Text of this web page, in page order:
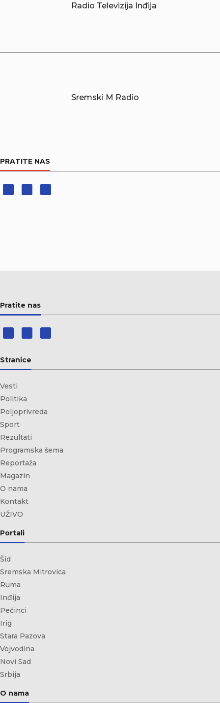
Radio Televizija Inđija
Sremski M Radio
PRATITE NAS
Pratite nas
Stranice
Vesti
Politika
Poljoprivreda
Sport
Rezultati
Programska šema
Reportaža
Magazin
O nama
Kontakt
UŽIVO
Portali
Šid
Sremska Mitrovica
Ruma
Inđija
Pećinci
Irig
Stara Pazova
Vojvodina
Novi Sad
Srbija
O nama